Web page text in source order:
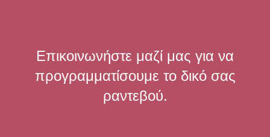
Επικοινωνήστε μαζί μας για να
προγραμματίσουμε το δικό σας
ραντεβού.